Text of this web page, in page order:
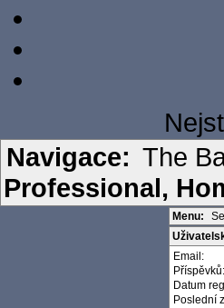
Navigace: The
Professional,
Menu:
Email:
Příspěvků:
Datum
Poslední